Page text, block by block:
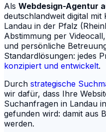
Als Webdesign-Agentur
deutschlandweit digital
Landau in der Pfalz
Abstimmung per
und persönliche
Standardlösungen: jedes
konzipiert und entwickelt.
Durch strategische
wir dafür, dass Ihre
Suchanfragen in Landau
gefunden wird: damit aus
werden.